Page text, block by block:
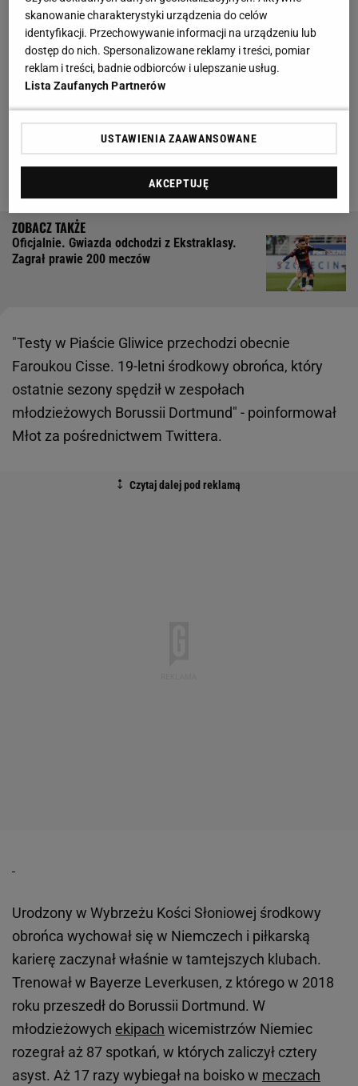
Prawdopodobnie już niedługo z Piasta odejdzie Ariel
Mosór, którego w zeszłym sezonie wybrano
najlepszym młodzieżowcem ekstraklasy. Defensora
zabrakło wmeczuze Stalą Mielec, co może być
pewnym potwierdzeniemtransferu. Gliwiczanie już
zabezpieczają się na taką ewentualność, o czym
poinformował rzecznik prasowy klubu Karol Młot.
Oficjalnie. Gwiazda odchodzi z Ekstraklasy.
Zagrał prawie 200 meczów
"Testy w Piaście Gliwice przechodzi obecnie
Faroukou Cisse. 19-letni środkowy obrońca, który
ostatnie sezony spędził w zespołach
młodzieżowych Borussii Dortmund" - poinformował
Młot za pośrednictwem Twittera.
Urodzony w Wybrzeżu Kości Słoniowej środkowy
obrońca wychował się w Niemczech i piłkarską
karierę zaczynał właśnie w tamtejszych klubach.
Trenował w Bayerze Leverkusen, z którego w 2018
roku przeszedł do Borussii Dortmund. W
młodzieżowych ekipach wicemistrzów Niemiec
rozegrał aż 87 spotkań, w których zaliczył cztery
asyst. Aż 17 razy wybiegał na boisko w meczach
skanowanie charakterystyki urządzenia do celów
identyfikacji. Przechowywanie informacji na urządzeniu lub
dostęp do nich. Spersonalizowane reklamy i treści, pomiar
reklam i treści, badnie odbiorców i ulepszanie usług.
Lista Zaufanych Partnerów
USTAWIENIA ZAAWANSOWANE
AKCEPTUJĘ